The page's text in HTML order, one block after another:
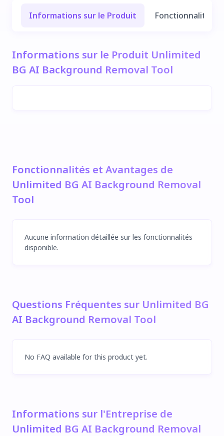
Informations sur le Produit Fonctionnalités
Informations sur le Produit Unlimited
BG AI Background Removal Tool
Fonctionnalités et Avantages de
Unlimited BG AI Background Removal
Tool
Aucune information détaillée sur les fonctionnalités
disponible.
Questions Fréquentes sur Unlimited BG
AI Background Removal Tool
No FAQ available for this product yet.
Informations sur l'Entreprise de
Unlimited BG AI Background Removal